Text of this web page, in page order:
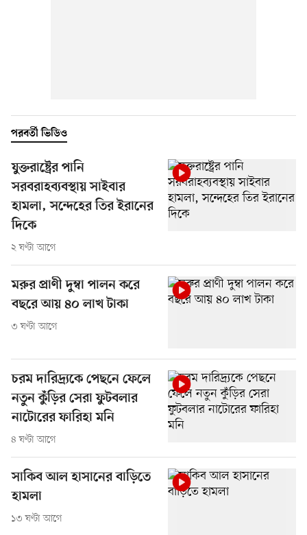
পরবর্তী ভিডিও
যুক্তরাষ্ট্রের পানি
সরবরাহব্যবস্থায় সাইবার
হামলা, সন্দেহের তির ইরানের
দিকে
২ ঘণ্টা আগে
মরুর প্রাণী দুম্বা পালন করে
বছরে আয় ৪০ লাখ টাকা
৩ ঘণ্টা আগে
চরম দারিদ্র্যকে পেছনে ফেলে
নতুন কুঁড়ির সেরা ফুটবলার
নাটোরের ফারিহা মনি
৪ ঘণ্টা আগে
সাকিব আল হাসানের বাড়িতে
হামলা
১৩ ঘণ্টা আগে